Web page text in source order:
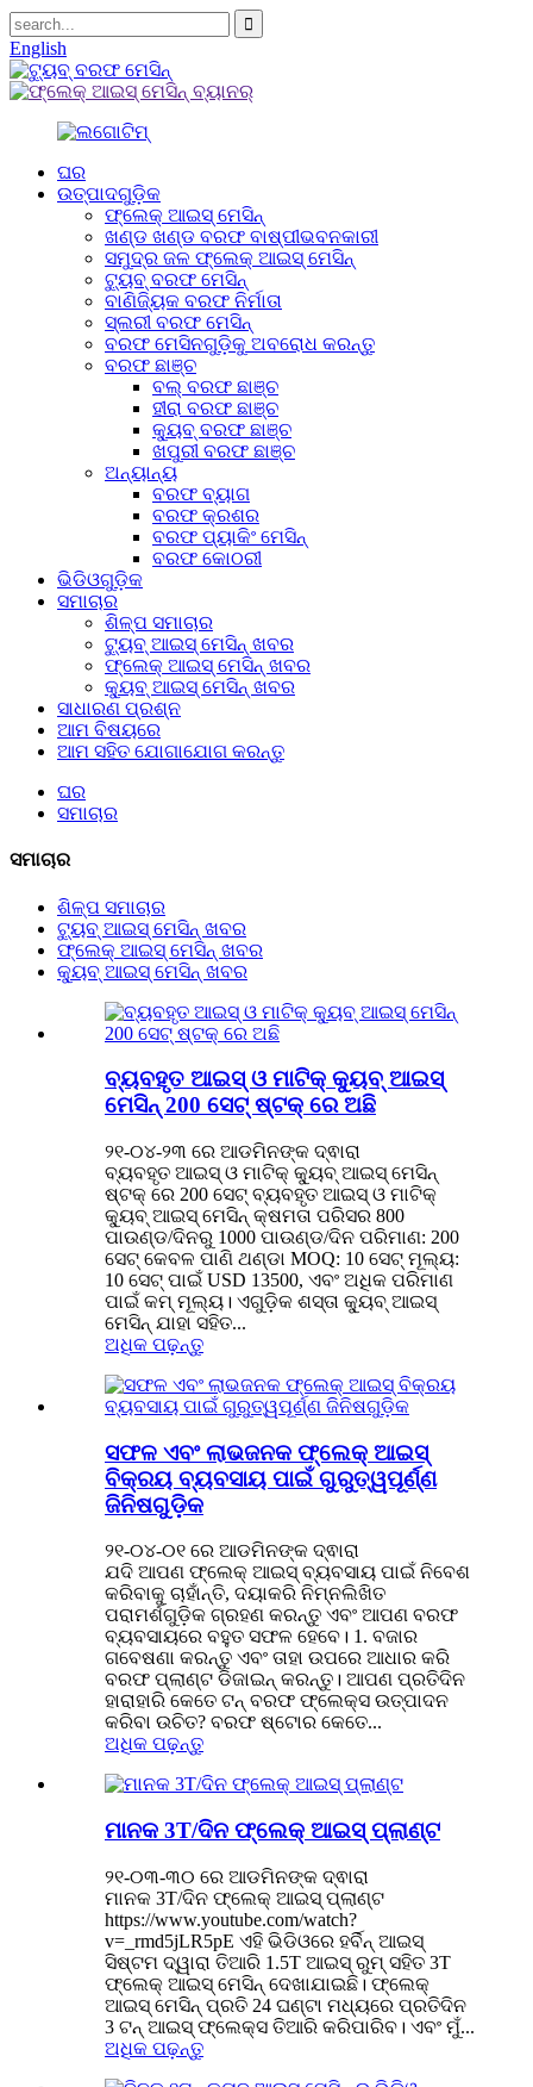
English
ଘର
ଉତ୍ପାଦଗୁଡ଼ିକ
ଫ୍ଲେକ୍ ଆଇସ୍ ମେସିନ୍
ଖଣ୍ଡ ଖଣ୍ଡ ବରଫ ବାଷ୍ପୀଭବନକାରୀ
ସମୁଦ୍ର ଜଳ ଫ୍ଲେକ୍ ଆଇସ୍ ମେସିନ୍
ଟ୍ୟୁବ୍ ବରଫ ମେସିନ୍
ବାଣିଜ୍ୟିକ ବରଫ ନିର୍ମାତା
ସ୍ଲରୀ ବରଫ ମେସିନ୍
ବରଫ ମେସିନଗୁଡ଼ିକୁ ଅବରୋଧ କରନ୍ତୁ
ବରଫ ଛାଞ୍ଚ
ବଲ୍ ବରଫ ଛାଞ୍ଚ
ହୀରା ବରଫ ଛାଞ୍ଚ
କ୍ୟୁବ୍ ବରଫ ଛାଞ୍ଚ
ଖପୁରୀ ବରଫ ଛାଞ୍ଚ
ଅନ୍ୟାନ୍ୟ
ବରଫ ବ୍ୟାଗ
ବରଫ କ୍ରଶର
ବରଫ ପ୍ୟାକିଂ ମେସିନ୍
ବରଫ କୋଠରୀ
ଭିଡିଓଗୁଡ଼ିକ
ସମାଚାର
ଶିଳ୍ପ ସମାଚାର
ଟ୍ୟୁବ୍ ଆଇସ୍ ମେସିନ୍ ଖବର
ଫ୍ଲେକ୍ ଆଇସ୍ ମେସିନ୍ ଖବର
କ୍ୟୁବ୍ ଆଇସ୍ ମେସିନ୍ ଖବର
ସାଧାରଣ ପ୍ରଶ୍ନ
ଆମ ବିଷୟରେ
ଆମ ସହିତ ଯୋଗାଯୋଗ କରନ୍ତୁ
ଘର
ସମାଚାର
ସମାଚାର
ଶିଳ୍ପ ସମାଚାର
ଟ୍ୟୁବ୍ ଆଇସ୍ ମେସିନ୍ ଖବର
ଫ୍ଲେକ୍ ଆଇସ୍ ମେସିନ୍ ଖବର
କ୍ୟୁବ୍ ଆଇସ୍ ମେସିନ୍ ଖବର
ବ୍ୟବହୃତ ଆଇସ୍ ଓ ମାଟିକ୍ କ୍ୟୁବ୍ ଆଇସ୍
ମେସିନ୍ 200 ସେଟ୍ ଷ୍ଟକ୍ ରେ ଅଛି
୨୧-୦୪-୨୩ ରେ ଆଡମିନଙ୍କ ଦ୍ଵାରା
ବ୍ୟବହୃତ ଆଇସ୍ ଓ ମାଟିକ୍ କ୍ୟୁବ୍ ଆଇସ୍ ମେସିନ୍
ଷ୍ଟକ୍ ରେ 200 ସେଟ୍ ବ୍ୟବହୃତ ଆଇସ୍ ଓ ମାଟିକ୍
କ୍ୟୁବ୍ ଆଇସ୍ ମେସିନ୍ କ୍ଷମତା ପରିସର 800
ପାଉଣ୍ଡ/ଦିନରୁ 1000 ପାଉଣ୍ଡ/ଦିନ ପରିମାଣ: 200
ସେଟ୍ କେବଳ ପାଣି ଥଣ୍ଡା MOQ: 10 ସେଟ୍ ମୂଲ୍ୟ:
10 ସେଟ୍ ପାଇଁ USD 13500, ଏବଂ ଅଧିକ ପରିମାଣ
ପାଇଁ କମ୍ ମୂଲ୍ୟ। ଏଗୁଡ଼ିକ ଶସ୍ତା କ୍ୟୁବ୍ ଆଇସ୍
ମେସିନ୍ ଯାହା ସହିତ...
ଅଧିକ ପଢ଼ନ୍ତୁ
ସଫଳ ଏବଂ ଲାଭଜନକ ଫ୍ଲେକ୍ ଆଇସ୍
ବିକ୍ରୟ ବ୍ୟବସାୟ ପାଇଁ ଗୁରୁତ୍ୱପୂର୍ଣ୍ଣ
ଜିନିଷଗୁଡ଼ିକ
୨୧-୦୪-୦୧ ରେ ଆଡମିନଙ୍କ ଦ୍ଵାରା
ଯଦି ଆପଣ ଫ୍ଲେକ୍ ଆଇସ୍ ବ୍ୟବସାୟ ପାଇଁ ନିବେଶ
କରିବାକୁ ଚାହାଁନ୍ତି, ଦୟାକରି ନିମ୍ନଲିଖିତ
ପରାମର୍ଶଗୁଡ଼ିକ ଗ୍ରହଣ କରନ୍ତୁ ଏବଂ ଆପଣ ବରଫ
ବ୍ୟବସାୟରେ ବହୁତ ସଫଳ ହେବେ। 1. ବଜାର
ଗବେଷଣା କରନ୍ତୁ ଏବଂ ତାହା ଉପରେ ଆଧାର କରି
ବରଫ ପ୍ଲାଣ୍ଟ ଡିଜାଇନ୍ କରନ୍ତୁ। ଆପଣ ପ୍ରତିଦିନ
ହାରାହାରି କେତେ ଟନ୍ ବରଫ ଫ୍ଲେକ୍ସ ଉତ୍ପାଦନ
କରିବା ଉଚିତ? ବରଫ ଷ୍ଟୋର କେତେ...
ଅଧିକ ପଢ଼ନ୍ତୁ
ମାନକ 3T/ଦିନ ଫ୍ଲେକ୍ ଆଇସ୍ ପ୍ଲାଣ୍ଟ
୨୧-୦୩-୩୦ ରେ ଆଡମିନଙ୍କ ଦ୍ଵାରା
ମାନକ 3T/ଦିନ ଫ୍ଲେକ୍ ଆଇସ୍ ପ୍ଲାଣ୍ଟ
https://www.youtube.com/watch?
v=_rmd5jLR5pE ଏହି ଭିଡିଓରେ ହର୍ବିନ୍ ଆଇସ୍
ସିଷ୍ଟମ ଦ୍ୱାରା ତିଆରି 1.5T ଆଇସ୍ ରୁମ୍ ସହିତ 3T
ଫ୍ଲେକ୍ ଆଇସ୍ ମେସିନ୍ ଦେଖାଯାଇଛି। ଫ୍ଲେକ୍
ଆଇସ୍ ମେସିନ୍ ପ୍ରତି 24 ଘଣ୍ଟା ମଧ୍ୟରେ ପ୍ରତିଦିନ
3 ଟନ୍ ଆଇସ୍ ଫ୍ଲେକ୍ସ ତିଆରି କରିପାରିବ। ଏବଂ ମୁଁ...
ଅଧିକ ପଢ଼ନ୍ତୁ